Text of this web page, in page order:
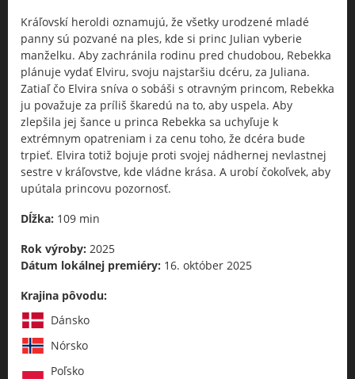
Kráľovskí heroldi oznamujú, že všetky urodzené mladé
panny sú pozvané na ples, kde si princ Julian vyberie
manželku. Aby zachránila rodinu pred chudobou, Rebekka
plánuje vydať Elviru, svoju najstaršiu dcéru, za Juliana.
Zatiaľ čo Elvira sníva o sobáši s otravným princom, Rebekka
ju považuje za príliš škaredú na to, aby uspela. Aby
zlepšila jej šance u princa Rebekka sa uchyľuje k
extrémnym opatreniam i za cenu toho, že dcéra bude
trpieť. Elvira totiž bojuje proti svojej nádhernej nevlastnej
sestre v kráľovstve, kde vládne krása. A urobí čokoľvek, aby
upútala princovu pozornosť.
Dĺžka: 109 min
Rok výroby: 2025
Dátum lokálnej premiéry: 16. október 2025
Krajina pôvodu:
Dánsko
Nórsko
Poľsko